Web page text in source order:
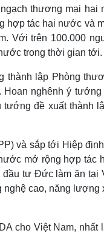
thương mại hai
tác hai nước và
Với trên 100.000
trong thời gian tới.
thành lập Phòng
nghênh ý
đề xuất thành
và sắp tới Hiệp
mở rộng hợp tác
tư Đức làm ăn tại
cao, năng lượng
cho Việt Nam, nhất